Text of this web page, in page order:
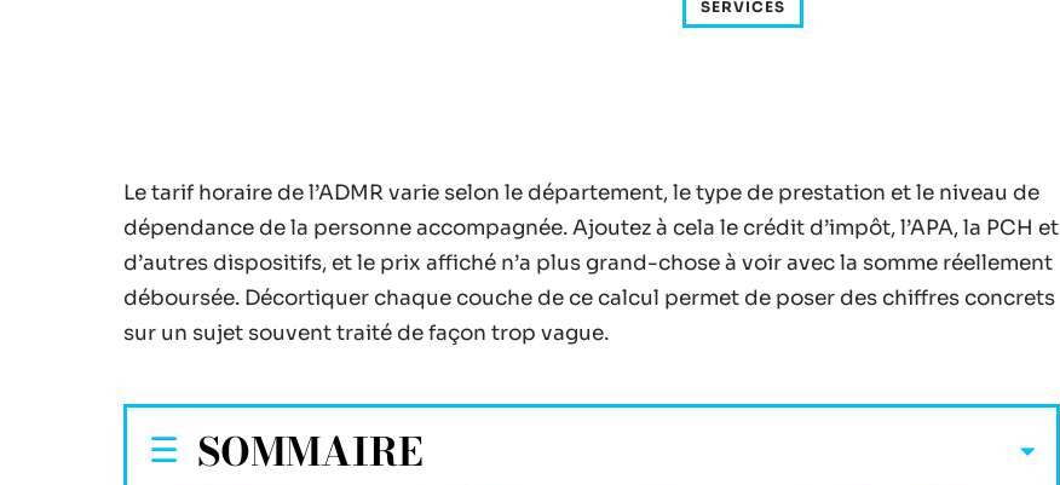
SERVICES
Le tarif horaire de l’ADMR varie selon le département, le type de prestation et le niveau de
dépendance de la personne accompagnée. Ajoutez à cela le crédit d’impôt, l’APA, la PCH et
d’autres dispositifs, et le prix affiché n’a plus grand-chose à voir avec la somme réellement
déboursée. Décortiquer chaque couche de ce calcul permet de poser des chiffres concrets
sur un sujet souvent traité de façon trop vague.
SOMMAIRE